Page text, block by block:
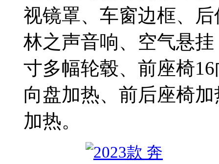
视镜罩、车窗边框、
林之声音响、空气悬
寸多幅轮毂、前座椅
向盘加热、前后座椅
加热。